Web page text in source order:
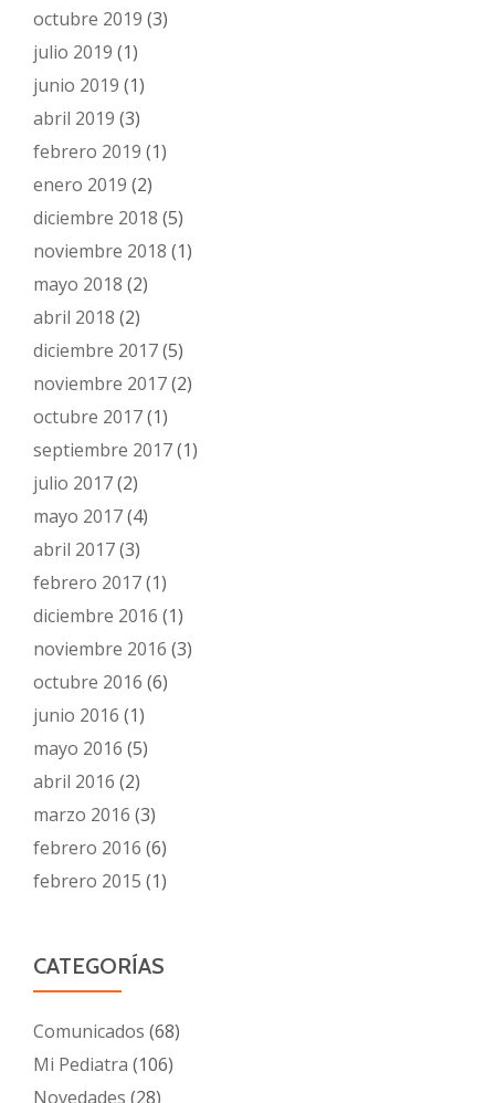
octubre 2019 (3)
julio 2019 (1)
junio 2019 (1)
abril 2019 (3)
febrero 2019 (1)
enero 2019 (2)
diciembre 2018 (5)
noviembre 2018 (1)
mayo 2018 (2)
abril 2018 (2)
diciembre 2017(5)
noviembre 2017(2)
octubre 2017(1)
septiembre 2017(1)
julio 2017(2)
mayo 2017(4)
abril 2017(3)
febrero 2017(1)
diciembre 2016 (1)
noviembre 2016 (3)
octubre 2016 (6)
junio 2016 (1)
mayo 2016 (5)
abril 2016 (2)
marzo 2016 (3)
febrero 2016 (6)
febrero 2015 (1)
CATEGORÍAS
Comunicados (68)
Mi Pediatra (106)
Novedades (28)